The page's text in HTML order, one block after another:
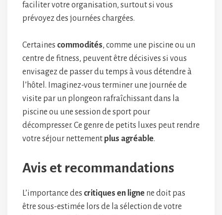
faciliter votre organisation, surtout si vous
prévoyez des journées chargées.
Certaines commodités, comme une piscine ou un
centre de fitness, peuvent être décisives si vous
envisagez de passer du temps à vous détendre à
l’hôtel. Imaginez-vous terminer une journée de
visite par un plongeon rafraîchissant dans la
piscine ou une session de sport pour
décompresser. Ce genre de petits luxes peut rendre
votre séjour nettement plus agréable.
Avis et recommandations
L’importance des critiques en ligne ne doit pas
être sous-estimée lors de la sélection de votre